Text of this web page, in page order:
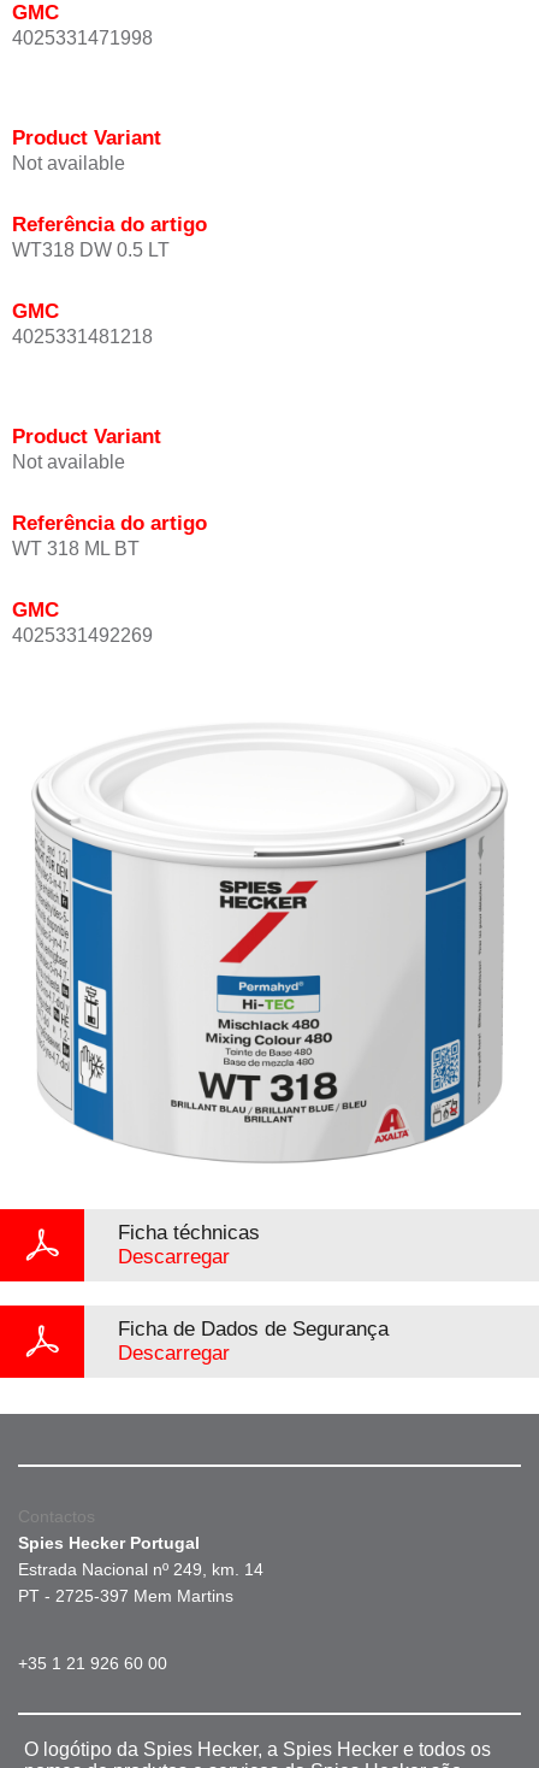
GMC
4025331471998
Product Variant
Not available
Referência do artigo
WT318 DW 0.5 LT
GMC
4025331481218
Product Variant
Not available
Referência do artigo
WT 318 ML BT
GMC
4025331492269
Ficha téchnicas
Descarregar
Ficha de Dados de Segurança
Descarregar
Contactos
Spies Hecker Portugal
Estrada Nacional nº 249, km. 14
PT - 2725-397 Mem Martins
+35 1 21 926 60 00
O logótipo da Spies Hecker, a Spies Hecker e todos os